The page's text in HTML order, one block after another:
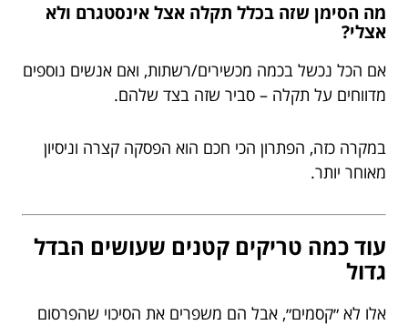
מה הסימן שזה בכלל תקלה אצל אינסטגרם ולא
אצלי?
אם הכל נכשל בכמה מכשירים/רשתות, ואם אנשים נוספים
מדווחים על תקלה – סביר שזה בצד שלהם.
במקרה כזה, הפתרון הכי חכם הוא הפסקה קצרה וניסיון
מאוחר יותר.
עוד כמה טריקים קטנים שעושים הבדל
גדול
אלו לא ״קסמים״, אבל הם משפרים את הסיכוי שהפרסום